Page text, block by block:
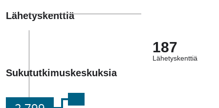
Lähetyskenttiä
187
Lähetyskenttiä
Sukututkimuskeskuksia